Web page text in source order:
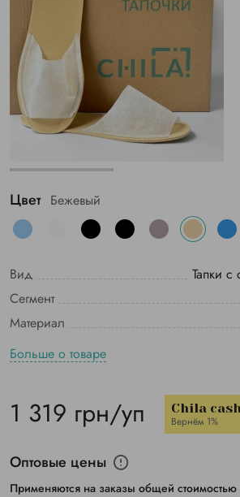
Цвет Бежевый
Вид
Тапки с
Сегмент
Материал
Больше о товаре
1 319 грн/уп Chila
Вернём 1%
Оптовые цены
Применяются на заказы общей